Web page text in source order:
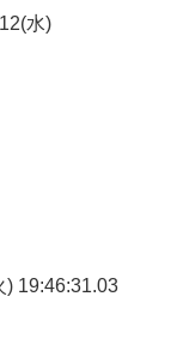
水)
) 19:46:31.03